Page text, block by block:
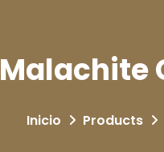
Malachite
Inicio Products